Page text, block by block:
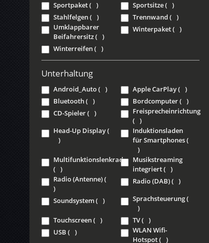
Sportpaket( ) Sportsitze( )
Stahlfelgen( ) Trennwand ( )
Umklappbarer
Beifahrersitz( )
Winterpaket( )
Winterreifen( )
Unterhaltung
Android_Auto( ) Apple CarPlay( )
Bluetooth( ) Bordcomputer( )
CD-Spieler( )
Freisprecheinrichtung
( )
Head-Up Display(
)
Induktionsladen
für Smartphones(
)
Multifunktionslenkrad
( )
Musikstreaming
integriert( )
Radio (Antenne)(
)
Radio (DAB)( )
Soundsystem( ) Sprachsteuerung(
)
Touchscreen( ) TV( )
USB( )
WLAN Wifi-
Hotspot( )